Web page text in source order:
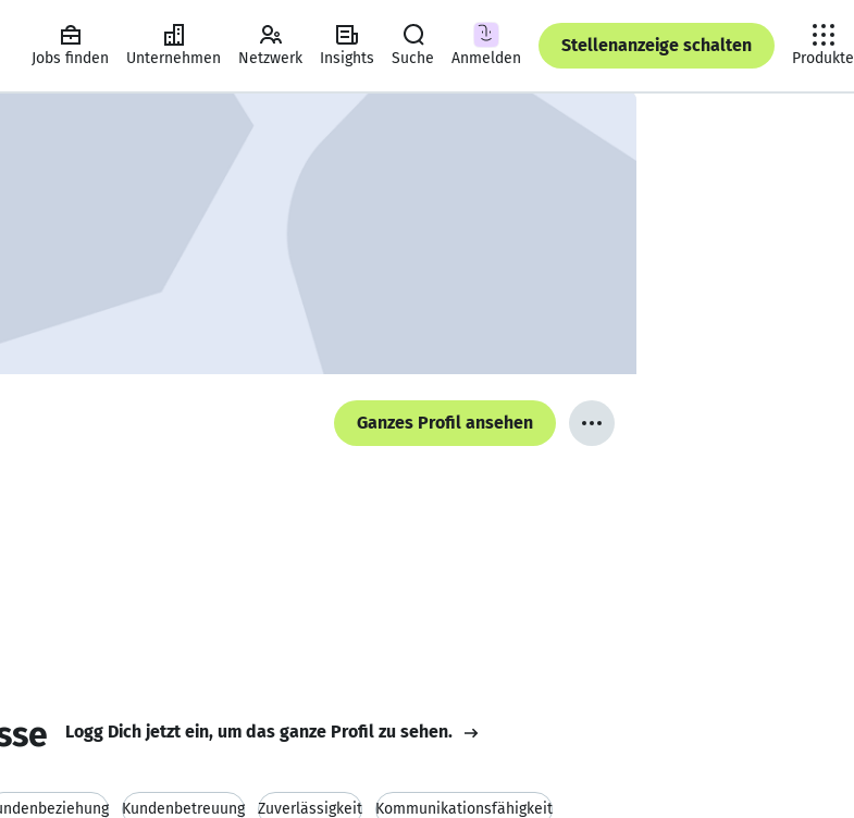
Jobs finden Unternehmen Netzwerk Insights Suche Anmelden
Stellenanzeige schalten
Produkte
Ganzes Profil ansehen
Logg Dich jetzt ein, um das ganze Profil zu sehen.
Kundenbetreuung Zuverlässigkeit Kommunikationsfähigkeit